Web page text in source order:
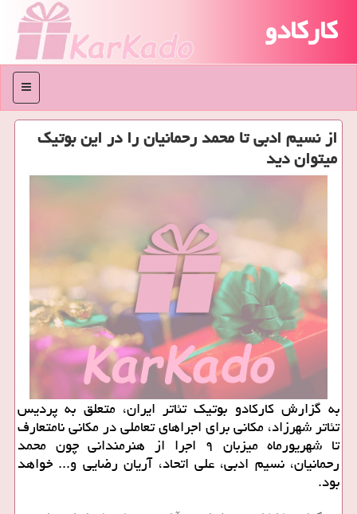
کارکادو
منو
از نسیم ادبی تا محمد رحمانیان را در این بوتیک
میتوان دید
به گزارش کارکادو بوتیک تئاتر ایران، متعلق به پردیس
تئاتر شهرزاد، مکانی برای اجراهای تعاملی در مکانی نامتعارف
تا شهریورماه میزبان ۹ اجرا از هنرمندانی چون محمد
رحمانیان، نسیم ادبی، علی اتحاد، آریان رضایی و... خواهد
بود.